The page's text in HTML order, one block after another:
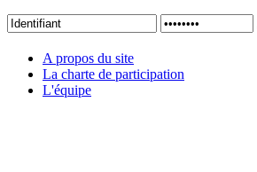
A propos du site
La charte de participation
L'équipe